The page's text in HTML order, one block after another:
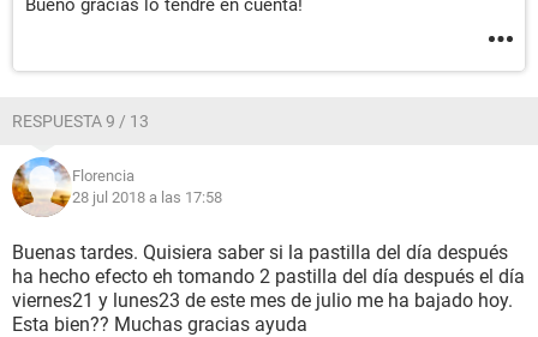
Bueno gracias lo tendré en cuenta!
RESPUESTA 9 / 13
Florencia
28 jul 2018 a las 17:58
Buenas tardes. Quisiera saber si la pastilla del día después
ha hecho efecto eh tomando 2 pastilla del día después el día
viernes21 y lunes23 de este mes de julio me ha bajado hoy.
Esta bien?? Muchas gracias ayuda